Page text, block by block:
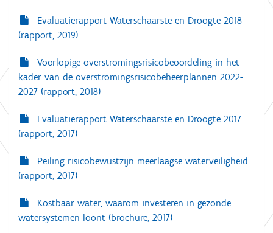
Evaluatierapport Waterschaarste en Droogte 2018
(rapport, 2019)
Voorlopige overstromingsrisicobeoordeling in het
kader van de overstromingsrisicobeheerplannen 2022-
2027 (rapport, 2018)
Evaluatierapport Waterschaarste en Droogte 2017
(rapport, 2017)
Peiling risicobewustzijn meerlaagse waterveiligheid
(rapport, 2017)
Kostbaar water, waarom investeren in gezonde
watersystemen loont (brochure, 2017)